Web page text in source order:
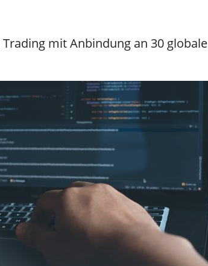
mit Anbindung an 30 globale